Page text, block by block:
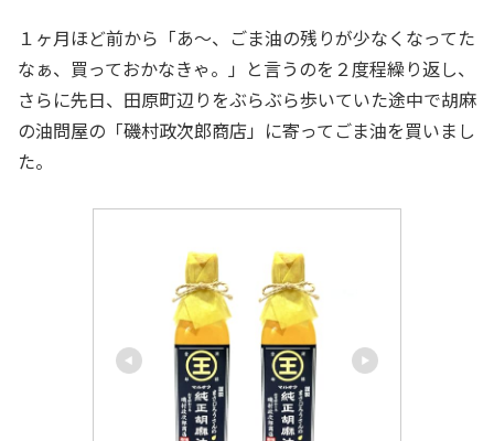
１ヶ月ほど前から「あ～、ごま油の残りが少なくなってた
なぁ、買っておかなきゃ。」と言うのを２度程繰り返し、
さらに先日、田原町辺りをぶらぶら歩いていた途中で胡麻
の油問屋の「磯村政次郎商店」に寄ってごま油を買いまし
た。